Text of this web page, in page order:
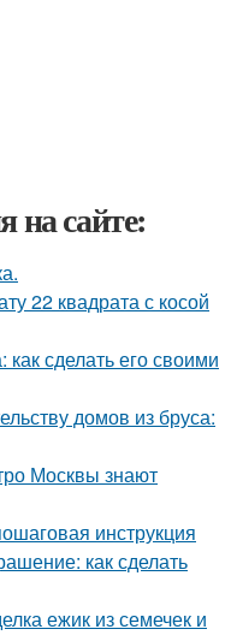
на сайте:
22 квадрата с косой
сделать его своими
домов из бруса:
Москвы знают
инструкция
как сделать
ежик из семечек и